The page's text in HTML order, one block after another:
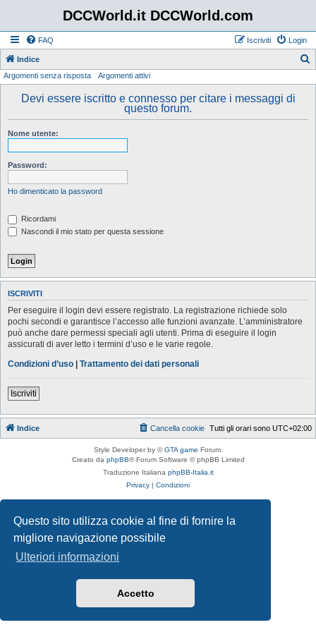
Questo sito utilizza cookie al fine di fornire la
migliore navigazione possibile
Ulteriori informazioni
Accetto
DCCWorld.it DCCWorld.com
FAQ Login
Iscriviti
Indice
Argomenti senza risposta Argomenti attivi
Devi essere iscritto e connesso per citare i messaggi di
questo forum.
Nome utente:
Password:
Ho dimenticato la password
Ricordami
Nascondi il mio stato per questa sessione
ISCRIVITI
Per eseguire il login devi essere registrato. La registrazione richiede solo
pochi secondi e garantisce l’accesso alle funzioni avanzate. L’amministratore
può anche dare permessi speciali agli utenti. Prima di eseguire il login
assicurati di aver letto i termini d’uso e le varie regole.
Condizioni d’uso | Trattamento dei dati personali
Iscriviti
Indice Tutti gli orari sono UTC+02:00
Cancella cookie
Style Developer by ©GTA game Forum.
Creato da phpBB® Forum Software © phpBB Limited
Traduzione Italiana phpBB-Italia.it
Privacy | Condizioni